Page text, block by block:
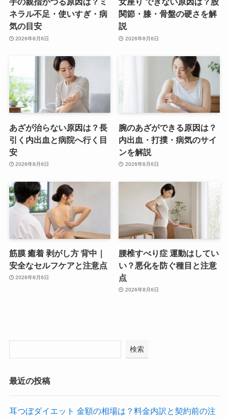
ネラル不足・使いすぎ・病
気の目安
2026年8月6日
関節・膝・骨盤の硬さを解
説
2026年8月6日
あざが治らない原因は？長
引く内出血と病院へ行く目
安
2026年8月6日
腕のあざができる原因は？
内出血・打撲・病気のサイ
ンを解説
2026年8月6日
筋膜 癒着 剥がし方 背中｜
安全なセルフケアと注意点
2026年8月6日
腰椎すべり症 運動はしてい
い？悪化を防ぐ種目と注意
点
2026年8月6日
検索
最近の投稿
耳つぼダイエット 金額の相場は？料金内訳と契約前の注